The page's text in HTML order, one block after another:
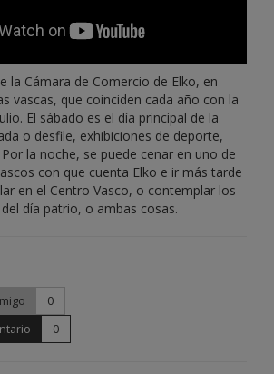
la Cámara de Comercio de Elko, en
vascas, que coinciden cada año con la
El sábado es el día principal de la
o desfile, exhibiciones de deporte,
la noche, se puede cenar en uno de
con que cuenta Elko e ir más tarde
en el Centro Vasco, o contemplar los
día patrio, o ambas cosas.
0
0